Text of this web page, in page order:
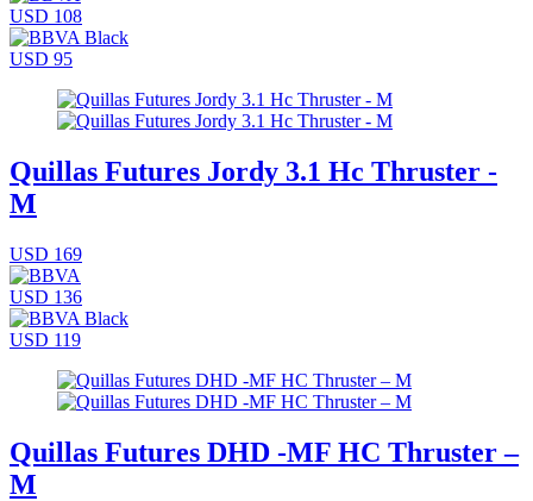
USD 108
USD 95
Quillas Futures Jordy 3.1 Hc Thruster -
M
USD 169
USD 136
USD 119
Quillas Futures DHD -MF HC Thruster –
M